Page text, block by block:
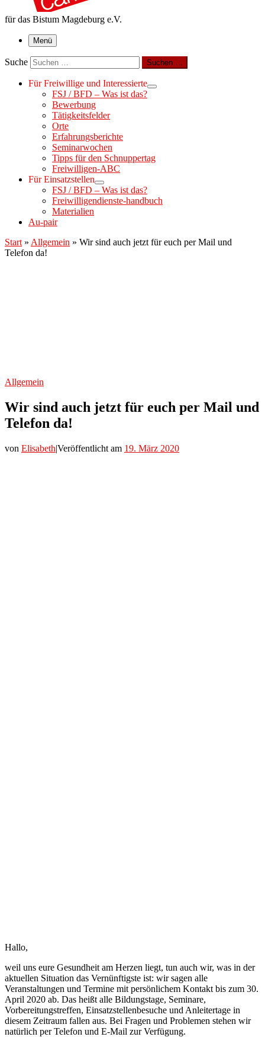
für das Bistum Magdeburg e.V.
Menü
Suche Suchen …
Für Freiwillige und Interessierte
FSJ / BFD – Was ist das?
Bewerbung
Tätigkeitsfelder
Orte
Erfahrungsberichte
Seminarwochen
Tipps für den Schnuppertag
Freiwilligen-ABC
Für Einsatzstellen
FSJ / BFD – Was ist das?
Freiwilligendienste-handbuch
Materialien
Au-pair
Start » Allgemein » Wir sind auch jetzt für euch per Mail und
Telefon da!
Allgemein
Wir sind auch jetzt für euch per Mail und
Telefon da!
von Elisabeth|Veröffentlicht am 19. März 2020
Hallo,
weil uns eure Gesundheit am Herzen liegt, tun auch wir, was in der
aktuellen Situation das Vernünftigste ist: wir sagen alle
Veranstaltungen und Termine mit persönlichem Kontakt bis zum 30.
April 2020 ab. Das heißt alle Bildungstage, Seminare,
Vorbereitungstreffen, Einsatzstellenbesuche und Anleitertage in
diesem Zeitraum fallen aus. Bei Fragen und Problemen stehen wir
natürlich per Telefon und E-Mail zur Verfügung.